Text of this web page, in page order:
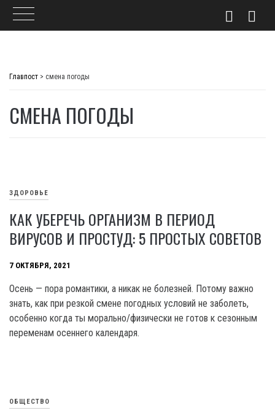
Главпост > смена погоды
СМЕНА ПОГОДЫ
ЗДОРОВЬЕ
КАК УБЕРЕЧЬ ОРГАНИЗМ В ПЕРИОД
ВИРУСОВ И ПРОСТУД: 5 ПРОСТЫХ СОВЕТОВ
7 ОКТЯБРЯ, 2021
Осень — пора романтики, а никак не болезней. Потому важно
знать, как при резкой смене погодных условий не заболеть,
особенно когда ты морально/физически не готов к сезонным
переменам осеннего календаря.
ОБЩЕСТВО